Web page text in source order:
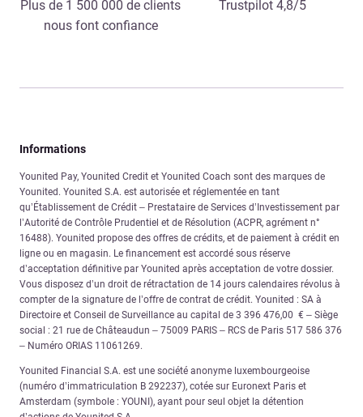
Plus de 1 500 000 de clients
nous font confiance
Trustpilot 4,8/5
Informations
Younited Pay, Younited Credit et Younited Coach sont des marques de
Younited. Younited S.A. est autorisée et réglementée en tant
qu’Établissement de Crédit – Prestataire de Services d’Investissement par
l’Autorité de Contrôle Prudentiel et de Résolution (ACPR, agrément n°
16488). Younited propose des offres de crédits, et de paiement à crédit en
ligne ou en magasin. Le financement est accordé sous réserve
d’acceptation définitive par Younited après acceptation de votre dossier.
Vous disposez d’un droit de rétractation de 14 jours calendaires révolus à
compter de la signature de l’offre de contrat de crédit. Younited : SA à
Directoire et Conseil de Surveillance au capital de 3 396 476,00 € – Siège
social : 21 rue de Châteaudun – 75009 PARIS – RCS de Paris 517 586 376
– Numéro ORIAS 11061269.
Younited Financial S.A. est une société anonyme luxembourgeoise
(numéro d’immatriculation B 292237), cotée sur Euronext Paris et
Amsterdam (symbole : YOUNI), ayant pour seul objet la détention